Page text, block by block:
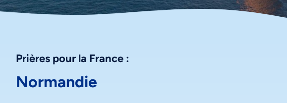
Prières pour la France :
Normandie